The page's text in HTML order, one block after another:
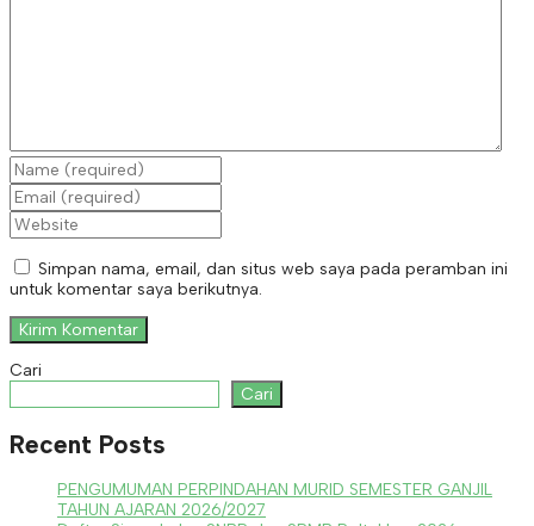
Simpan nama, email, dan situs web saya pada peramban ini
untuk komentar saya berikutnya.
Cari
Cari
Recent Posts
PENGUMUMAN PERPINDAHAN MURID SEMESTER GANJIL
TAHUN AJARAN 2026/2027